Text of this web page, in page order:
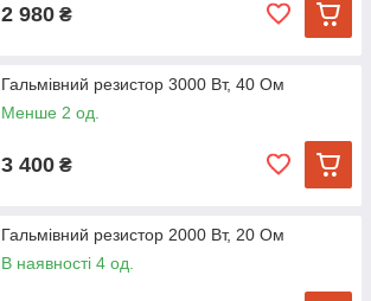
2 980 ₴
Гальмівний резистор 3000 Вт, 40 Ом
Менше 2 од.
3 400 ₴
Гальмівний резистор 2000 Вт, 20 Ом
В наявності 4 од.